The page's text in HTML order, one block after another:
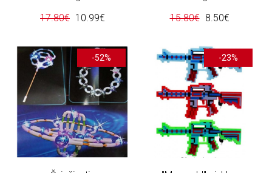
17.80€ 10.99€
15.80€ 8.50€
-52% -23%